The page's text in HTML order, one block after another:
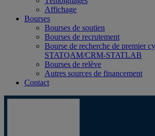
Affichage
Bourses
Bourses de soutien
Bourses de recrutement
Bourse de recherche de premier
STATQAM/CRM-STATLAB
Bourses de relève
Autres sources de financement
Contact